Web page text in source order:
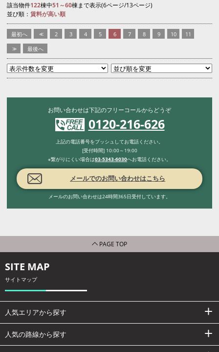
該当物件122棟中51～60棟まで表示(6ページ/13ページ)
並び順： 賃料が高い順
最初へ << 2 3 4 5 6 7 8 9 10
11
>>
最後へ
お問い合わせは下記のフリーコールからどうぞ
0120-216-626
上記の電話番号をプッシュしてお電話ください。
[受付時間] 10:00～19:00
※繋がりにくい場合は03-5343-6030へお電話ください。
メールでのお問い合わせはこちら
メールのお問い合わせは24時間365日受付しています。
PAGE TOP
SITE MAP
サイトマップ
人気エリアから探す
人気の路線から探す